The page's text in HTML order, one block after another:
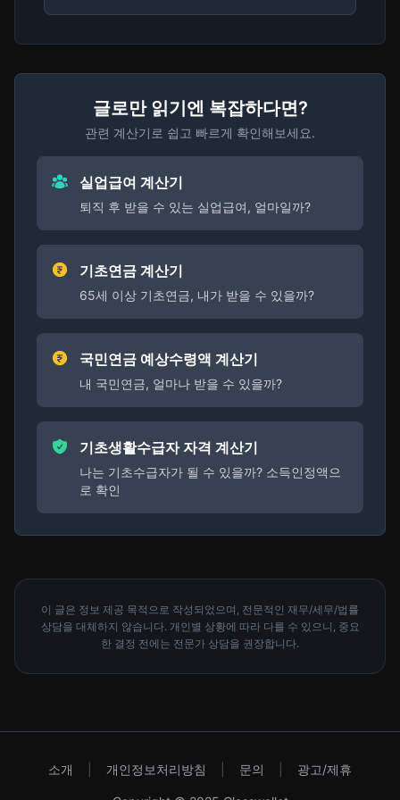
글로만 읽기엔 복잡하다면?
관련 계산기로 쉽고 빠르게 확인해보세요.
실업급여 계산기
퇴직 후 받을 수 있는 실업급여, 얼마일까?
기초연금 계산기
65세 이상 기초연금, 내가 받을 수 있을까?
국민연금 예상수령액 계산기
내 국민연금, 얼마나 받을 수 있을까?
기초생활수급자 자격 계산기
나는 기초수급자가 될 수 있을까? 소득인정액으
로 확인
이 글은 정보 제공 목적으로 작성되었으며, 전문적인 재무/세무/법률
상담을 대체하지 않습니다. 개인별 상황에 따라 다를 수 있으니, 중요
한 결정 전에는 전문가 상담을 권장합니다.
소개 개인정보처리방침 문의 광고/제휴